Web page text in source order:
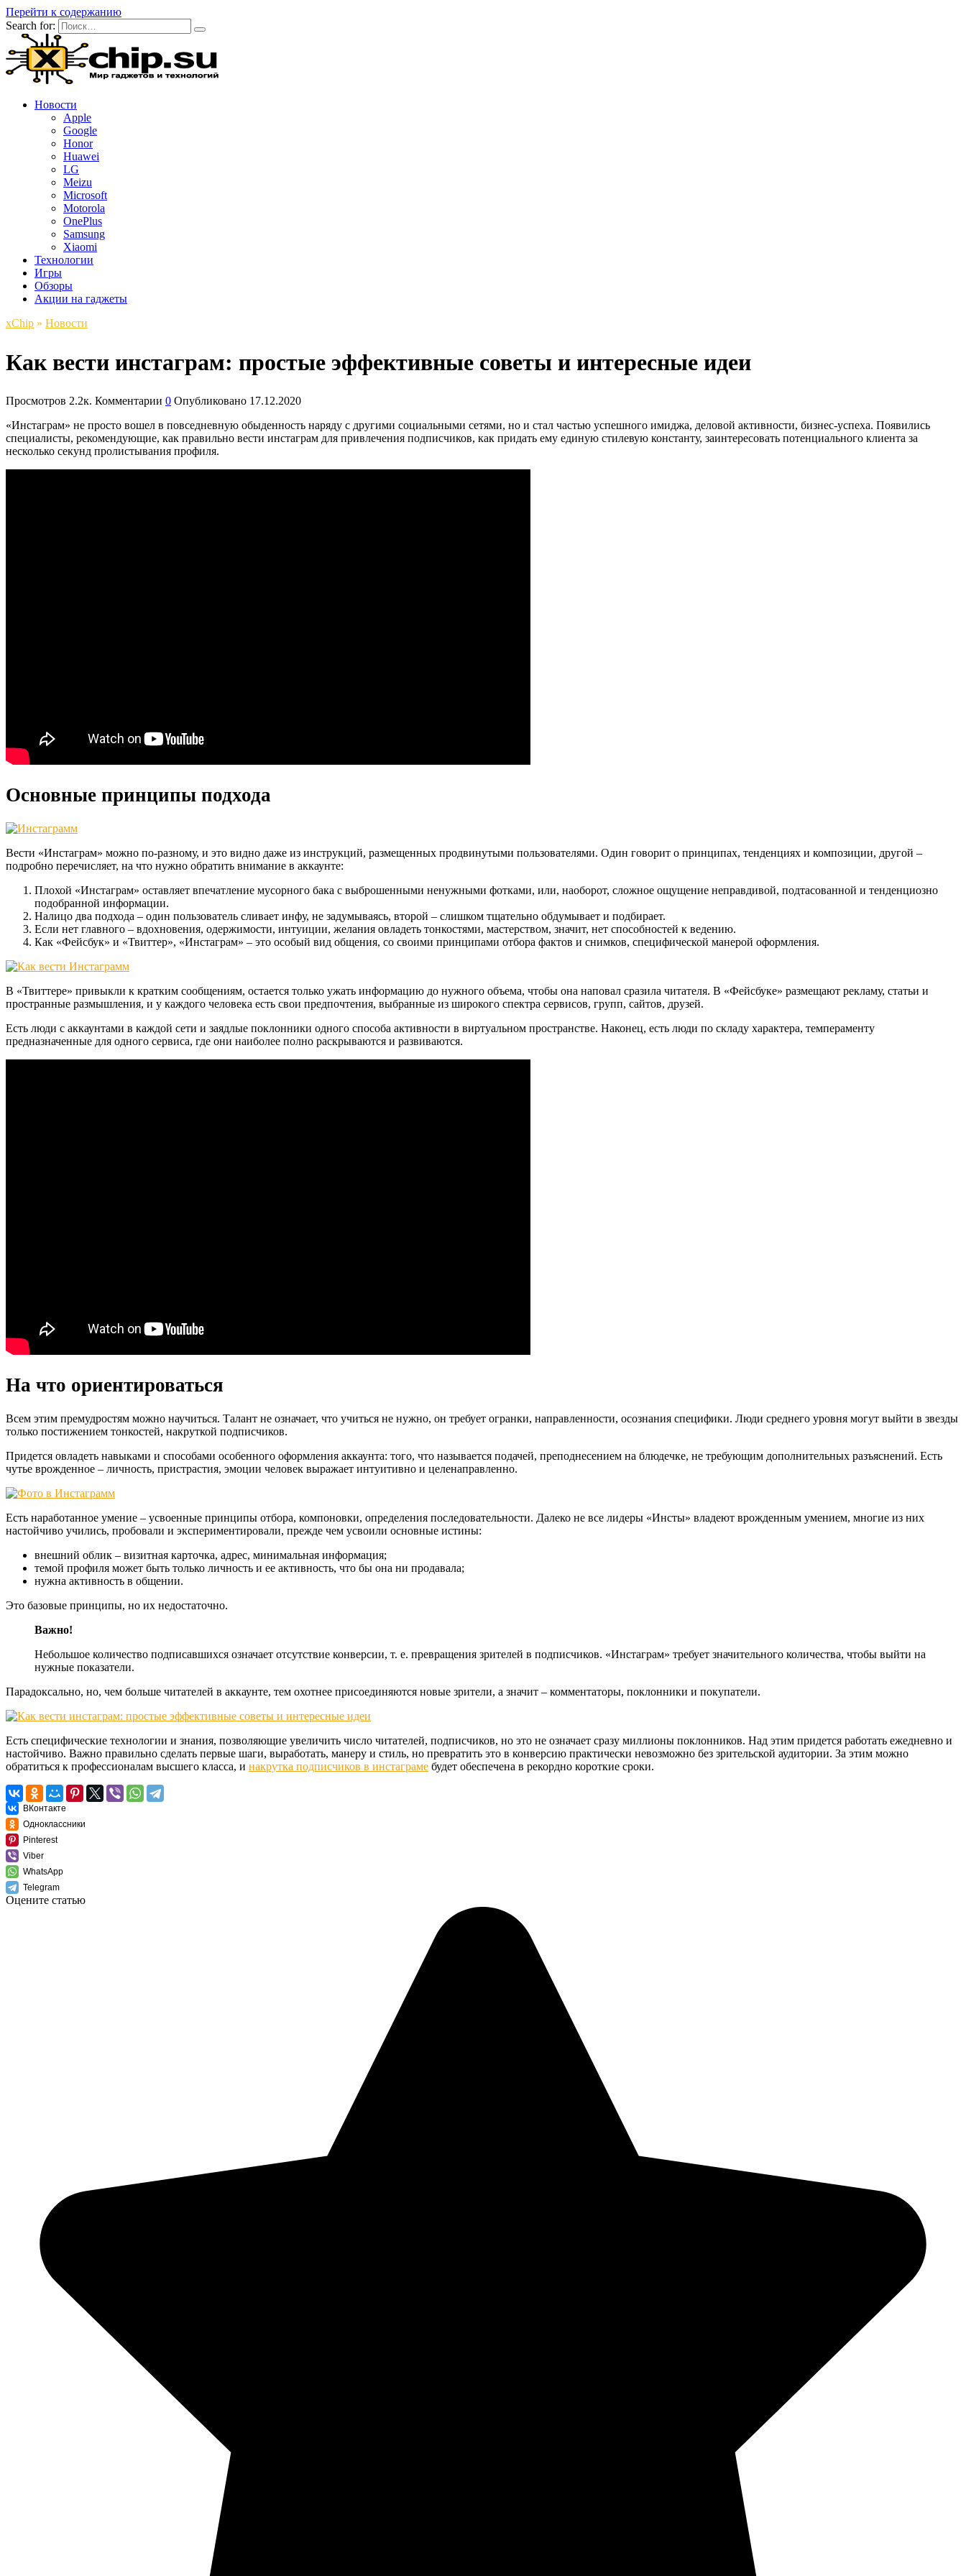
Перейти к содержанию
Search for:
Новости
Apple
Google
Honor
Huawei
LG
Meizu
Microsoft
Motorola
OnePlus
Samsung
Xiaomi
Технологии
Игры
Обзоры
Акции на гаджеты
xСhip » Новости
Как вести инстаграм: простые эффективные советы и интересные идеи
Просмотров 2.2к. Комментарии 0 Опубликовано 17.12.2020
«Инстаграм» не просто вошел в повседневную обыденность наряду с другими социальными сетями, но и стал частью успешного имиджа, деловой активности, бизнес-успеха. Появились
специалисты, рекомендующие, как правильно вести инстаграм для привлечения подписчиков, как придать ему единую стилевую константу, заинтересовать потенциального клиента за
несколько секунд пролистывания профиля.
Основные принципы подхода
Вести «Инстаграм» можно по-разному, и это видно даже из инструкций, размещенных продвинутыми пользователями. Один говорит о принципах, тенденциях и композиции, другой –
подробно перечисляет, на что нужно обратить внимание в аккаунте:
Плохой «Инстаграм» оставляет впечатление мусорного бака с выброшенными ненужными фотками, или, наоборот, сложное ощущение неправдивой, подтасованной и тенденциозно
подобранной информации.
Налицо два подхода – один пользователь сливает инфу, не задумываясь, второй – слишком тщательно обдумывает и подбирает.
Если нет главного – вдохновения, одержимости, интуиции, желания овладеть тонкостями, мастерством, значит, нет способностей к ведению.
Как «Фейсбук» и «Твиттер», «Инстаграм» – это особый вид общения, со своими принципами отбора фактов и снимков, специфической манерой оформления.
В «Твиттере» привыкли к кратким сообщениям, остается только ужать информацию до нужного объема, чтобы она наповал сразила читателя. В «Фейсбуке» размещают рекламу, статьи и
пространные размышления, и у каждого человека есть свои предпочтения, выбранные из широкого спектра сервисов, групп, сайтов, друзей.
Есть люди с аккаунтами в каждой сети и заядлые поклонники одного способа активности в виртуальном пространстве. Наконец, есть люди по складу характера, темпераменту
предназначенные для одного сервиса, где они наиболее полно раскрываются и развиваются.
На что ориентироваться
Всем этим премудростям можно научиться. Талант не означает, что учиться не нужно, он требует огранки, направленности, осознания специфики. Люди среднего уровня могут выйти в звезды
только постижением тонкостей, накруткой подписчиков.
Придется овладеть навыками и способами особенного оформления аккаунта: того, что называется подачей, преподнесением на блюдечке, не требующим дополнительных разъяснений. Есть
чутье врожденное – личность, пристрастия, эмоции человек выражает интуитивно и целенаправленно.
Есть наработанное умение – усвоенные принципы отбора, компоновки, определения последовательности. Далеко не все лидеры «Инсты» владеют врожденным умением, многие из них
настойчиво учились, пробовали и экспериментировали, прежде чем усвоили основные истины:
внешний облик – визитная карточка, адрес, минимальная информация;
темой профиля может быть только личность и ее активность, что бы она ни продавала;
нужна активность в общении.
Это базовые принципы, но их недостаточно.
Важно!
Небольшое количество подписавшихся означает отсутствие конверсии, т. е. превращения зрителей в подписчиков. «Инстаграм» требует значительного количества, чтобы выйти на
нужные показатели.
Парадоксально, но, чем больше читателей в аккаунте, тем охотнее присоединяются новые зрители, а значит – комментаторы, поклонники и покупатели.
Есть специфические технологии и знания, позволяющие увеличить число читателей, подписчиков, но это не означает сразу миллионы поклонников. Над этим придется работать ежедневно и
настойчиво. Важно правильно сделать первые шаги, выработать, манеру и стиль, но превратить это в конверсию практически невозможно без зрительской аудитории. За этим можно
обратиться к профессионалам высшего класса, и накрутка подписчиков в инстаграме будет обеспечена в рекордно короткие сроки.
ВКонтакте
Одноклассники
Pinterest
Viber
WhatsApp
Telegram
Оцените статью